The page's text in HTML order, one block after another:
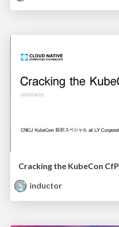
Cracking the KubeCon CfP
inductor